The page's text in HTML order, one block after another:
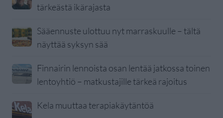
tärkeästä ikärajasta
Sääennuste ulottuu nyt marraskuulle – tältä
näyttää syksyn sää
Finnairin lennoista osan lentää jatkossa toinen
lentoyhtiö – matkustajille tärkeä rajoitus
Kela muuttaa terapiakäytäntöä